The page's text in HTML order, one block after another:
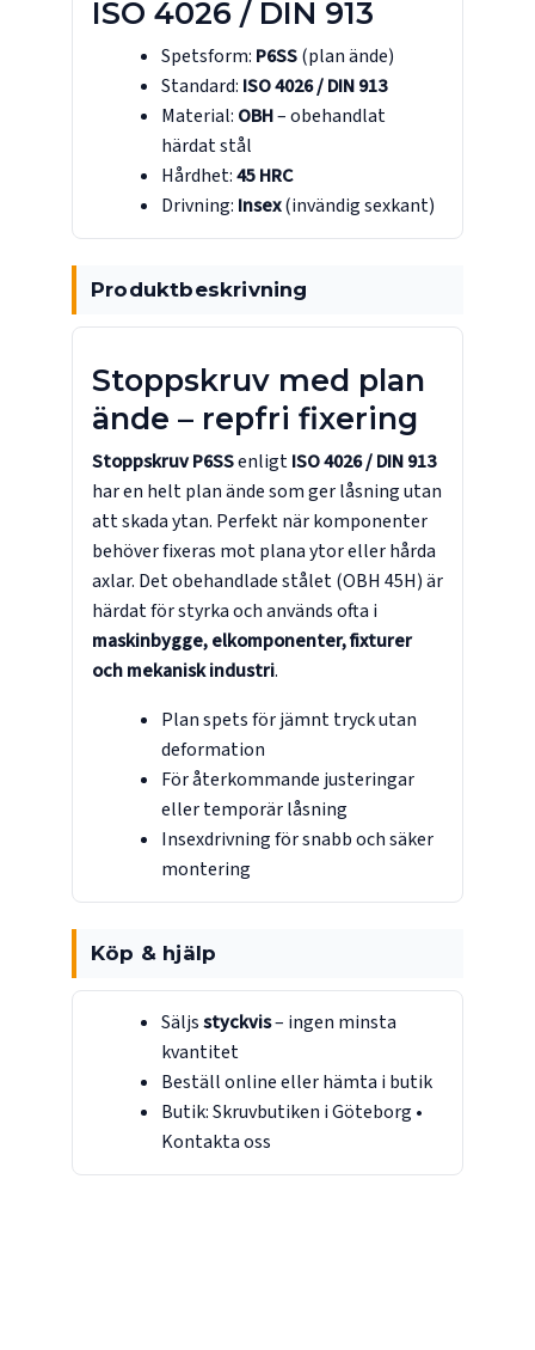
ISO 4026 / DIN 913
Spetsform: P6SS(plan ände)
Standard: ISO 4026 / DIN 913
Material: OBH– obehandlat
härdat stål
Hårdhet:45 HRC
Drivning: Insex(invändig sexkant)
Produktbeskrivning
Stoppskruv med plan
ände – repfri fixering
Stoppskruv P6SSenligtISO 4026 / DIN 913
har en helt plan ände som ger låsning utan
att skada ytan. Perfekt när komponenter
behöver fixeras mot plana ytor eller hårda
axlar. Det obehandlade stålet (OBH 45H) är
härdat för styrka och används ofta i
maskinbygge, elkomponenter, fixturer
och mekanisk industri.
Plan spets för jämnt tryck utan
deformation
För återkommande justeringar
eller temporär låsning
Insexdrivning för snabb och säker
montering
Köp & hjälp
Säljsstyckvis– ingen minsta
kvantitet
Beställ online eller hämta i butik
Butik:Skruvbutiken i Göteborg •
Kontakta oss